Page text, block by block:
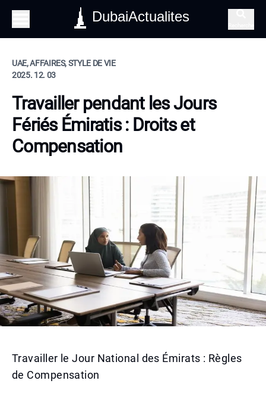
DubaiActualites
UAE, AFFAIRES, STYLE DE VIE
2025. 12. 03
Travailler pendant les Jours
Fériés Émiratis : Droits et
Compensation
Travailler le Jour National des Émirats : Règles
de Compensation